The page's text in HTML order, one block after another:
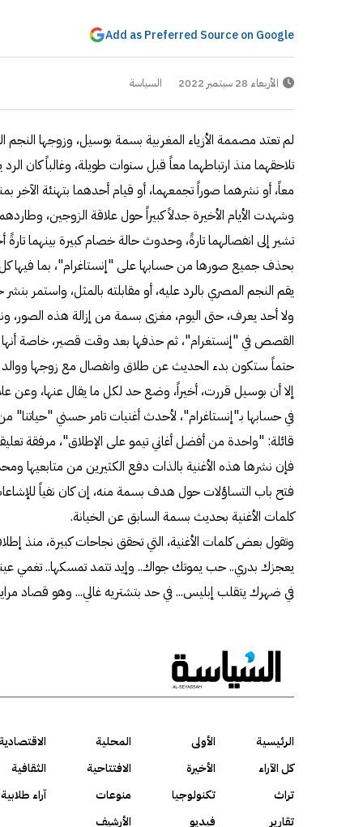
Add as Preferred Source on Google
الأربعاء 28 سبتمبر 2022 السياسة
لم تعتد مصممة الأزياء المغربية بسمة بوسيل، وزوجها النجم
تلاحقهما منذ ارتباطهما معاً قبل سنوات طويلة، وغالباً كان
معاً، أو نشرهما صوراً تجمعهما، أو قيام أحدهما بتهنئة الآخر
وشهدت الأيام الأخيرة جدلاً كبيراً حول علاقة الزوجين،
تشير إلى انفصالهما تارةً، وحدوث حالة خصام كبيرة بينهما
بحذف جميع صورها من حسابها على "إنستاغرام"، بما فيها كل
يقم النجم المصري بالرد عليه، أو مقابلته بالمثل، واستمر
ولا أحد يعرف، حتى اليوم، مغزى بسمة من إزالة هذه الصور،
القصص في "إنستغرام"، ثم حذفها بعد وقت قصير، خاصة
حتماً ستكون بدء الحديث عن طلاق وانفصال مع زوجها ووالد
إلا أن بوسيل قررت، أخيراً، وضع حد لكل ما يقال عنها، وعن
في حسابها بـ"إنستاغرام"، لأحدث أغنيات تامر حسني
قائلة: "واحدة من أفضل أغاني تيمو على الإطلاق"، مرفقة
فإن نشرها هذه الأغنية بالذات دفع الكثيرين من متابعيها
فتح باب التساؤلات حول هدف بسمة منه، إن كان نفياً
كلمات الأغنية بحديث بسمة السابق عن الخيانة.
وتقول بعض كلمات الأغنية، التي تحقق نجاحات كبيرة، منذ
يعجزك بدري.. حب يموتك جواك.. وإيد تتمد تمسكها.. تغمي
في ضهرك يتقلب إبليس... في حد بتشتريه غالي... وهو قصاد
الرئيسية الأولى المحلية
كل الآراء
الأخيرة الافتتاحية الثقافية
تراث
تكنولوجيا منوعات آراء طلابية
تقارير
فيديو الأرشيف